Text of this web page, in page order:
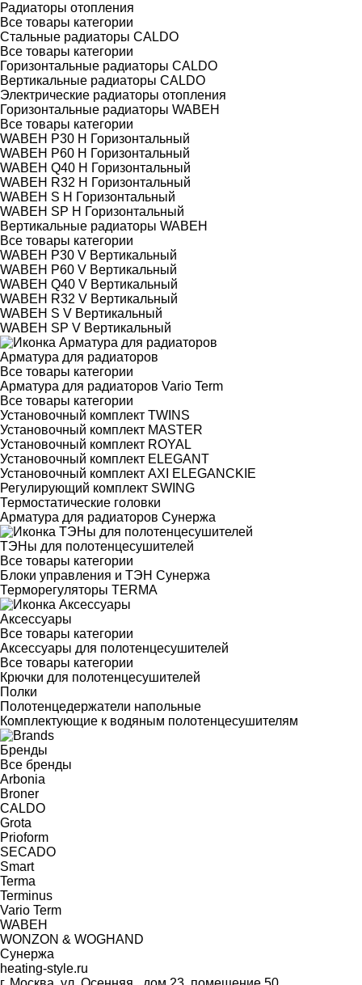
Радиаторы отопления
Все товары категории
Стальные радиаторы CALDO
Все товары категории
Горизонтальные радиаторы CALDO
Вертикальные радиаторы CALDO
Электрические радиаторы отопления
Горизонтальные радиаторы WABEH
Все товары категории
WABEH P30 H Горизонтальный
WABEH P60 H Горизонтальный
WABEH Q40 H Горизонтальный
WABEH R32 H Горизонтальный
WABEH S H Горизонтальный
WABEH SP H Горизонтальный
Вертикальные радиаторы WABEH
Все товары категории
WABEH P30 V Вертикальный
WABEH P60 V Вертикальный
WABEH Q40 V Вертикальный
WABEH R32 V Вертикальный
WABEH S V Вертикальный
WABEH SP V Вертикальный
Арматура для радиаторов
Все товары категории
Арматура для радиаторов Vario Term
Все товары категории
Установочный комплект TWINS
Установочный комплект MASTER
Установочный комплект ROYAL
Установочный комплект ELEGANT
Установочный комплект AXI ELEGANCKIE
Регулирующий комплект SWING
Термостатические головки
Арматура для радиаторов Сунержа
ТЭНы для полотенцесушителей
Все товары категории
Блоки управления и ТЭН Сунержа
Терморегуляторы TERMA
Аксессуары
Все товары категории
Аксессуары для полотенцесушителей
Все товары категории
Крючки для полотенцесушителей
Полки
Полотенцедержатели напольные
Комплектующие к водяным полотенцесушителям
Бренды
Все бренды
Arbonia
Broner
CALDO
Grota
Prioform
SECADO
Smart
Terma
Terminus
Vario Term
WABEH
WONZON & WOGHAND
Сунержа
heating-style.ru